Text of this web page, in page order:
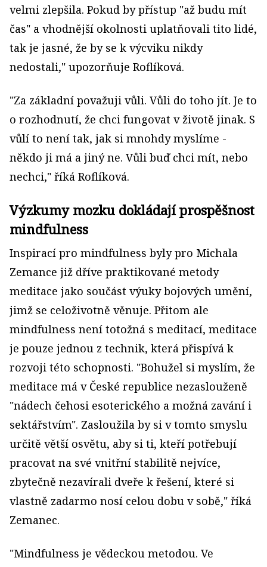
velmi zlepšila. Pokud by přístup "až budu mít
čas" a vhodnější okolnosti uplatňovali tito lidé,
tak je jasné, že by se k výcviku nikdy
nedostali," upozorňuje Roflíková.
"Za základní považuji vůli. Vůli do toho jít. Je to
o rozhodnutí, že chci fungovat v životě jinak. S
vůlí to není tak, jak si mnohdy myslíme -
někdo ji má a jiný ne. Vůli buď chci mít, nebo
nechci," říká Roflíková.
Výzkumy mozku dokládají prospěšnost
mindfulness
Inspirací pro mindfulness byly pro Michala
Zemance již dříve praktikované metody
meditace jako součást výuky bojových umění,
jimž se celoživotně věnuje. Přitom ale
mindfulness není totožná s meditací, meditace
je pouze jednou z technik, která přispívá k
rozvoji této schopnosti. "Bohužel si myslím, že
meditace má v České republice nezaslouženě
"nádech čehosi esoterického a možná zavání i
sektářstvím". Zasloužila by si v tomto smyslu
určitě větší osvětu, aby si ti, kteří potřebují
pracovat na své vnitřní stabilitě nejvíce,
zbytečně nezavírali dveře k řešení, které si
vlastně zadarmo nosí celou dobu v sobě," říká
Zemanec.
"Mindfulness je vědeckou metodou. Ve